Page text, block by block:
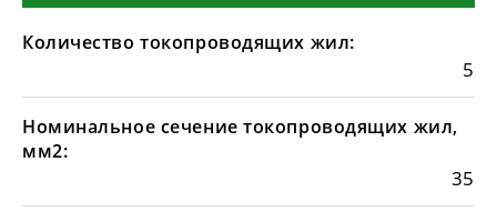
Количество токопроводящих жил:
5
Номинальное сечение токопроводящих жил,
мм2:
35